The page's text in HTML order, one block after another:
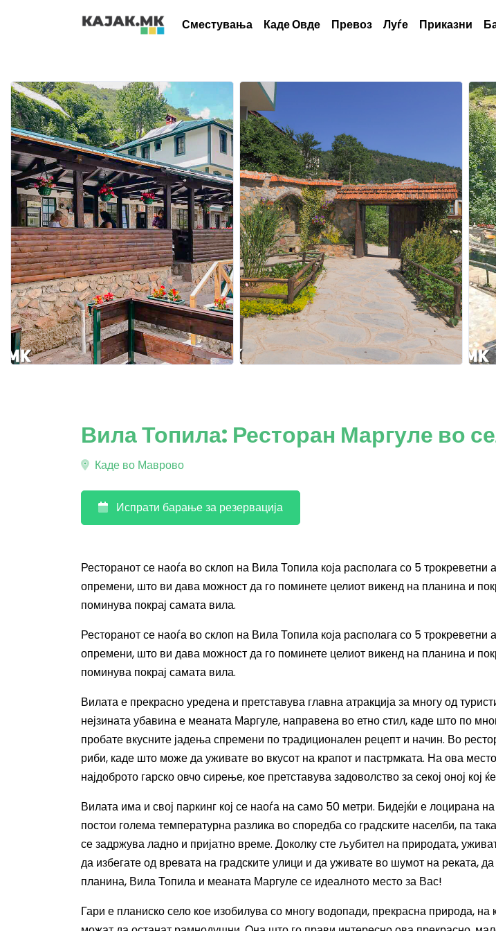
Сместувања Каде Овде Превоз Луѓе Приказни
Вила Топила: Ресторан Маргуле во
Каде во Маврово
Испрати барање за резервација
Ресторанот се наоѓа во склоп на Вила Топила која располага со 5 трокреветни
опремени, што ви дава можност да го поминете целиот викенд на планина и
поминува покрај самата вила.
Ресторанот се наоѓа во склоп на Вила Топила која располага со 5 трокреветни
опремени, што ви дава можност да го поминете целиот викенд на планина и
поминува покрај самата вила.
Вилата е прекрасно уредена и претставува главна атракција за многу од
нејзината убавина е меаната Маргуле, направена во етно стил, каде што по
пробате вкусните јадења спремени по традиционален рецепт и начин. Во
риби, каде што може да уживате во вкусот на крапот и пастрмката. На ова
најдоброто гарско овчо сирење, кое претставува задоволство за секој оној кој
Вилата има и свој паркинг кој се наоѓа на само 50 метри. Бидејќи е лоцирана
постои голема температурна разлика во споредба со градските населби, па
се задржува ладно и пријатно време. Доколку сте љубител на природата,
да избегате од вревата на градските улици и да уживате во шумот на реката,
планина, Вила Топила и меаната Маргуле се идеалното место за Вас!
Гари е планиско село кое изобилува со многу водопади, прекрасна природа, на